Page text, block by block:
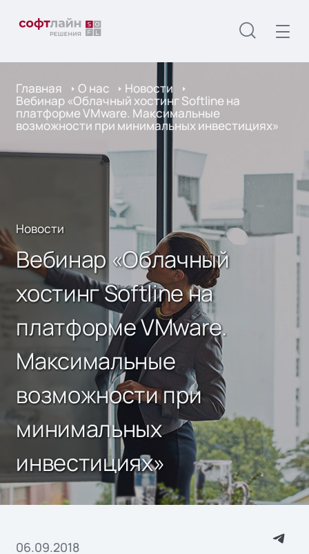
Главная О нас Новости
Вебинар «Облачный хостинг Softline на
платформе VMware. Максимальные
возможности при минимальных инвестициях»
Новости
Вебинар «Облачный
хостинг Softline на
платформе VMware.
Максимальные
возможности при
минимальных
инвестициях»
06.09.2018